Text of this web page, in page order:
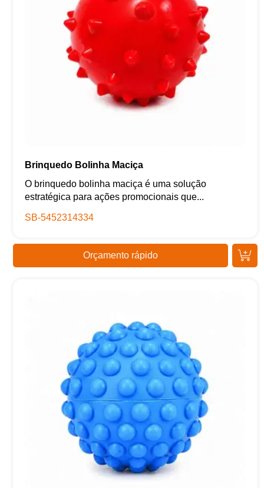
Brinquedo Bolinha Maciça
O brinquedo bolinha maciça é uma solução
estratégica para ações promocionais que...
SB-5452314334
Orçamento rápido